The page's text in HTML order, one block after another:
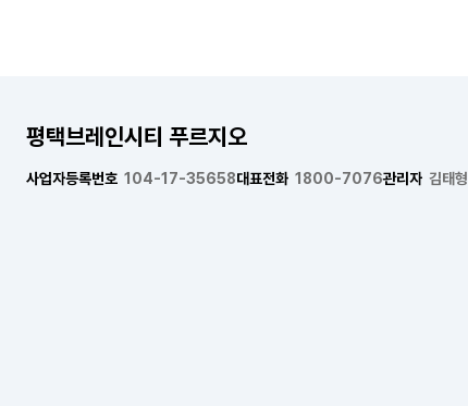
평택브레인시티 푸르지오
사업자등록번호 104-17-35658대표전화 1800-7076관리자 김태형